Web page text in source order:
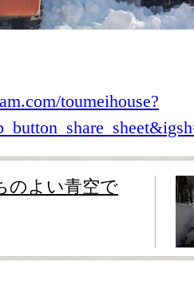
toumeihouse?
のよい青空で